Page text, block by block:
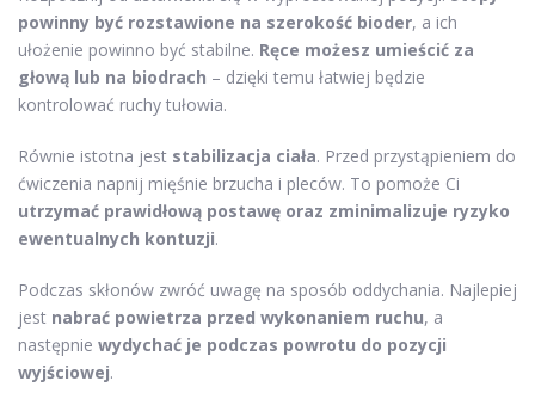
powinny być rozstawione na szerokość bioder, a ich
ułożenie powinno być stabilne. Ręce możesz umieścić za
głową lub na biodrach – dzięki temu łatwiej będzie
kontrolować ruchy tułowia.
Równie istotna jest stabilizacja ciała. Przed przystąpieniem do
ćwiczenia napnij mięśnie brzucha i pleców. To pomoże Ci
utrzymać prawidłową postawę oraz zminimalizuje ryzyko
ewentualnych kontuzji.
Podczas skłonów zwróć uwagę na sposób oddychania. Najlepiej
jest nabrać powietrza przed wykonaniem ruchu, a
następnie wydychać je podczas powrotu do pozycji
wyjściowej.